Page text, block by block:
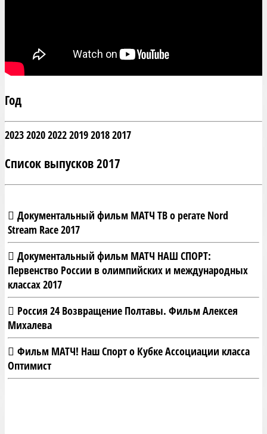
Год
202320202022201920182017
Список выпусков 2017
Документальный фильм МАТЧ ТВ о регате Nord
Stream Race 2017
Документальный фильм МАТЧ НАШ СПОРТ:
Первенство России в олимпийских и международных
классах 2017
Россия 24 Возвращение Полтавы. Фильм Алексея
Михалева
Фильм МАТЧ! Наш Спорт о Кубке Ассоциации класса
Оптимист